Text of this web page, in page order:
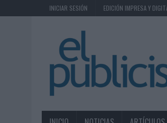
INICIAR SESIÓN EDICIÓN IMPRESA Y